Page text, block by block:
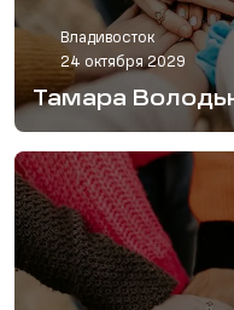
Владивосток
24 октября 2029
Тамара